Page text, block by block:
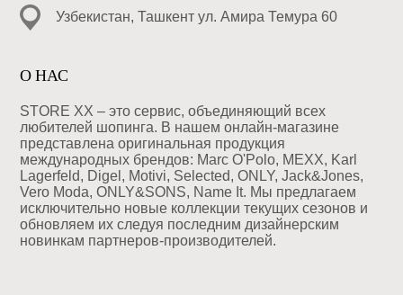
Узбекистан, Ташкент ул. Амира Темура 60
О НАС
STORE XX – это сервис, объединяющий всех
любителей шопинга. В нашем онлайн-магазине
представлена оригинальная продукция
международных брендов: Marc O'Polo, MEXX, Karl
Lagerfeld, Digel, Motivi, Selected, ONLY, Jack&Jones,
Vero Moda, ONLY&SONS, Name It. Мы предлагаем
исключительно новые коллекции текущих сезонов и
обновляем их следуя последним дизайнерским
новинкам партнеров-производителей.